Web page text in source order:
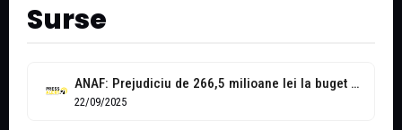
Surse
ANAF: Prejudiciu de 266,5 milioane lei la buget din evaziunea fiscală a...
22/09/2025